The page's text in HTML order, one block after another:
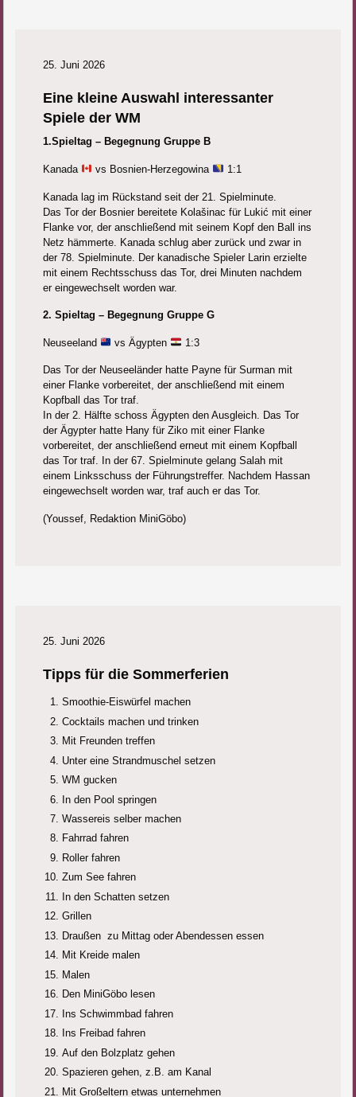
25. Juni 2026
Eine kleine Auswahl interessanter
Spiele der WM
1.Spieltag – Begegnung Gruppe B
Kanada vs Bosnien-Herzegowina 1:1
Kanada lag im Rückstand seit der 21. Spielminute.
Das Tor der Bosnier bereitete Kolašinac für Lukić mit einer
Flanke vor, der anschließend mit seinem Kopf den Ball ins
Netz hämmerte. Kanada schlug aber zurück und zwar in
der 78. Spielminute. Der kanadische Spieler Larin erzielte
mit einem Rechtsschuss das Tor, drei Minuten nachdem
er eingewechselt worden war.
2. Spieltag – Begegnung Gruppe G
Neuseeland vs Ägypten 1:3
Das Tor der Neuseeländer hatte Payne für Surman mit
einer Flanke vorbereitet, der anschließend mit einem
Kopfball das Tor traf.
In der 2. Hälfte schoss Ägypten den Ausgleich. Das Tor
der Ägypter hatte Hany für Ziko mit einer Flanke
vorbereitet, der anschließend erneut mit einem Kopfball
das Tor traf. In der 67. Spielminute gelang Salah mit
einem Linksschuss der Führungstreffer. Nachdem Hassan
eingewechselt worden war, traf auch er das Tor.
(Youssef, Redaktion MiniGöbo)
25. Juni 2026
Tipps für die Sommerferien
Smoothie-Eiswürfel machen
Cocktails machen und trinken
Mit Freunden treffen
Unter eine Strandmuschel setzen
WM gucken
In den Pool springen
Wassereis selber machen
Fahrrad fahren
Roller fahren
Zum See fahren
In den Schatten setzen
Grillen
Draußen zu Mittag oder Abendessen essen
Mit Kreide malen
Malen
Den MiniGöbo lesen
Ins Schwimmbad fahren
Ins Freibad fahren
Auf den Bolzplatz gehen
Spazieren gehen, z.B. am Kanal
Mit Großeltern etwas unternehmen